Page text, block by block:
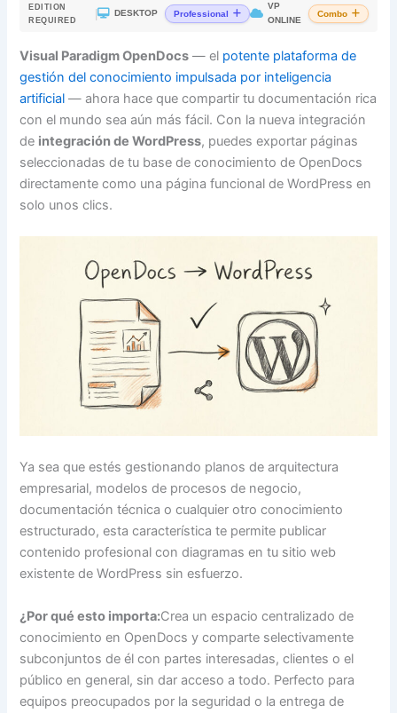
EDITION
REQUIRED
DESKTOP Professional
VP
ONLINE
Combo
Visual Paradigm OpenDocs — el potente plataforma de
gestión del conocimiento impulsada por inteligencia
artificial — ahora hace que compartir tu documentación rica
con el mundo sea aún más fácil. Con la nueva integración
de integración de WordPress, puedes exportar páginas
seleccionadas de tu base de conocimiento de OpenDocs
directamente como una página funcional de WordPress en
solo unos clics.
Ya sea que estés gestionando planos de arquitectura
empresarial, modelos de procesos de negocio,
documentación técnica o cualquier otro conocimiento
estructurado, esta característica te permite publicar
contenido profesional con diagramas en tu sitio web
existente de WordPress sin esfuerzo.
¿Por qué esto importa:Crea un espacio centralizado de
conocimiento en OpenDocs y comparte selectivamente
subconjuntos de él con partes interesadas, clientes o el
público en general, sin dar acceso a todo. Perfecto para
equipos preocupados por la seguridad o la entrega de